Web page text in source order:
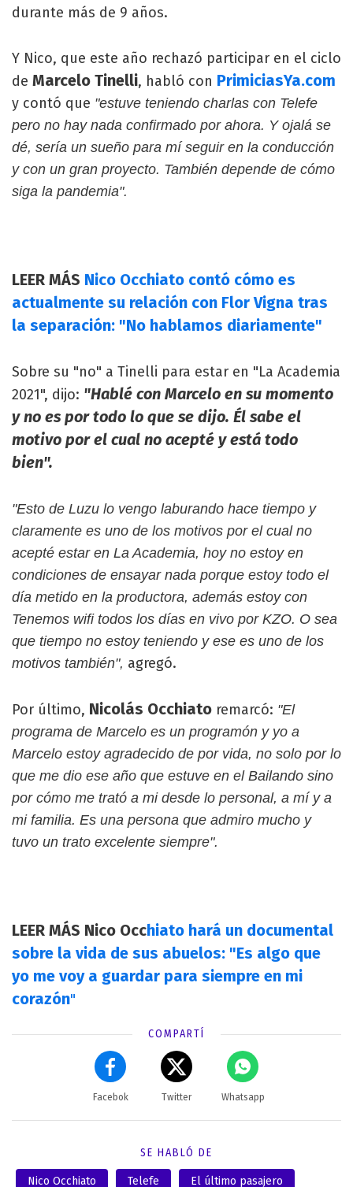
durante más de 9 años.
Y Nico, que este año rechazó participar en el ciclo
de Marcelo Tinelli, habló con PrimiciasYa.com
y contó que "estuve teniendo charlas con Telefe
pero no hay nada confirmado por ahora. Y ojalá se
dé, sería un sueño para mí seguir en la conducción
y con un gran proyecto. También depende de cómo
siga la pandemia".
LEER MÁS Nico Occhiato contó cómo es
actualmente su relación con Flor Vigna tras
la separación: "No hablamos diariamente"
Sobre su "no" a Tinelli para estar en "La Academia
2021", dijo: "Hablé con Marcelo en su momento
y no es por todo lo que se dijo. Él sabe el
motivo por el cual no acepté y está todo
bien".
"Esto de Luzu lo vengo laburando hace tiempo y
claramente es uno de los motivos por el cual no
acepté estar en La Academia, hoy no estoy en
condiciones de ensayar nada porque estoy todo el
día metido en la productora, además estoy con
Tenemos wifi todos los días en vivo por KZO. O sea
que tiempo no estoy teniendo y ese es uno de los
motivos también", agregó.
Por último, Nicolás Occhiato remarcó: "El
programa de Marcelo es un programón y yo a
Marcelo estoy agradecido de por vida, no solo por lo
que me dio ese año que estuve en el Bailando sino
por cómo me trató a mi desde lo personal, a mí y a
mi familia. Es una persona que admiro mucho y
tuvo un trato excelente siempre".
LEER MÁS Nico Occhiato hará un documental
sobre la vida de sus abuelos: "Es algo que
yo me voy a guardar para siempre en mi
corazón"
COMPARTÍ
Facebok Twitter Whatsapp
SE HABLÓ DE
Nico Occhiato Telefe El último pasajero